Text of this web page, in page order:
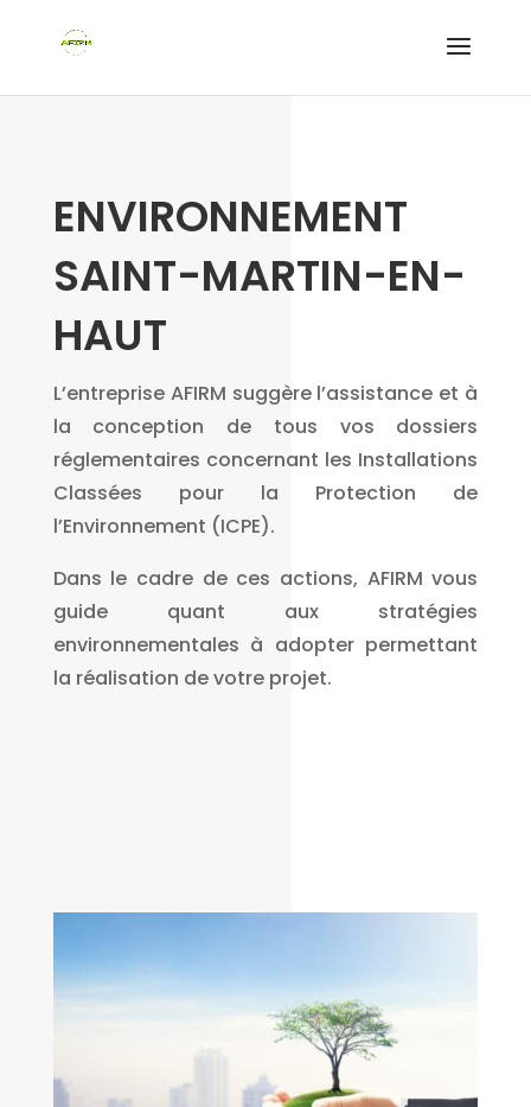
ENVIRONNEMENT
SAINT-MARTIN-EN-
HAUT
L’entreprise AFIRM suggère l’assistance et à
la conception de tous vos dossiers
réglementaires concernant les Installations
Classées pour la Protection de
l’Environnement (ICPE).
Dans le cadre de ces actions, AFIRM vous
guide quant aux stratégies
environnementales à adopter permettant
la réalisation de votre projet.